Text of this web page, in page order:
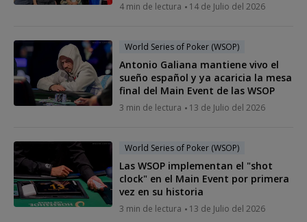
4 min de lectura 14 de Julio del 2026
World Series of Poker (WSOP)
Antonio Galiana mantiene vivo el
sueño español y ya acaricia la mesa
final del Main Event de las WSOP
3 min de lectura 13 de Julio del 2026
World Series of Poker (WSOP)
Las WSOP implementan el "shot
clock" en el Main Event por primera
vez en su historia
3 min de lectura 13 de Julio del 2026